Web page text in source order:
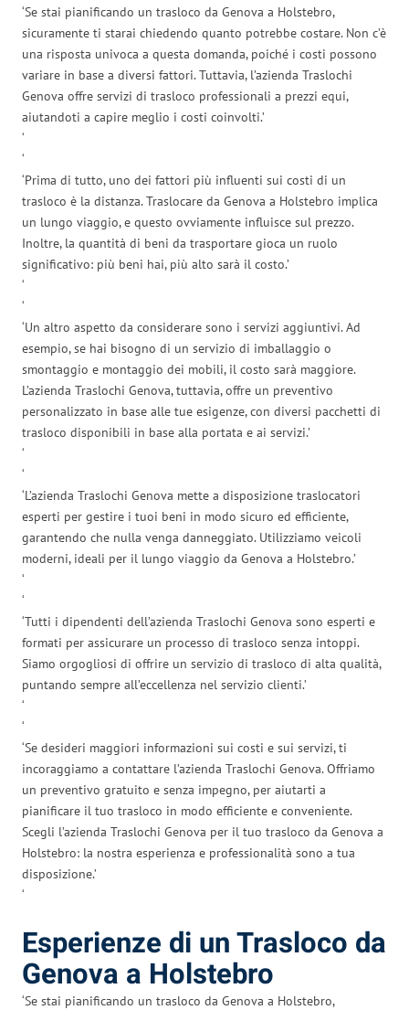
‘Se stai pianificando un trasloco da Genova a Holstebro,
sicuramente ti starai chiedendo quanto potrebbe costare. Non c’è
una risposta univoca a questa domanda, poiché i costi possono
variare in base a diversi fattori. Tuttavia, l’azienda Traslochi
Genova offre servizi di trasloco professionali a prezzi equi,
aiutandoti a capire meglio i costi coinvolti.’
‘
‘
‘Prima di tutto, uno dei fattori più influenti sui costi di un
trasloco è la distanza. Traslocare da Genova a Holstebro implica
un lungo viaggio, e questo ovviamente influisce sul prezzo.
Inoltre, la quantità di beni da trasportare gioca un ruolo
significativo: più beni hai, più alto sarà il costo.’
‘
‘
‘Un altro aspetto da considerare sono i servizi aggiuntivi. Ad
esempio, se hai bisogno di un servizio di imballaggio o
smontaggio e montaggio dei mobili, il costo sarà maggiore.
L’azienda Traslochi Genova, tuttavia, offre un preventivo
personalizzato in base alle tue esigenze, con diversi pacchetti di
trasloco disponibili in base alla portata e ai servizi.’
‘
‘
‘L’azienda Traslochi Genova mette a disposizione traslocatori
esperti per gestire i tuoi beni in modo sicuro ed efficiente,
garantendo che nulla venga danneggiato. Utilizziamo veicoli
moderni, ideali per il lungo viaggio da Genova a Holstebro.’
‘
‘
‘Tutti i dipendenti dell’azienda Traslochi Genova sono esperti e
formati per assicurare un processo di trasloco senza intoppi.
Siamo orgogliosi di offrire un servizio di trasloco di alta qualità,
puntando sempre all’eccellenza nel servizio clienti.’
‘
‘
‘Se desideri maggiori informazioni sui costi e sui servizi, ti
incoraggiamo a contattare l’azienda Traslochi Genova. Offriamo
un preventivo gratuito e senza impegno, per aiutarti a
pianificare il tuo trasloco in modo efficiente e conveniente.
Scegli l’azienda Traslochi Genova per il tuo trasloco da Genova a
Holstebro: la nostra esperienza e professionalità sono a tua
disposizione.’
‘
Esperienze di un Trasloco da
Genova a Holstebro
‘Se stai pianificando un trasloco da Genova a Holstebro,